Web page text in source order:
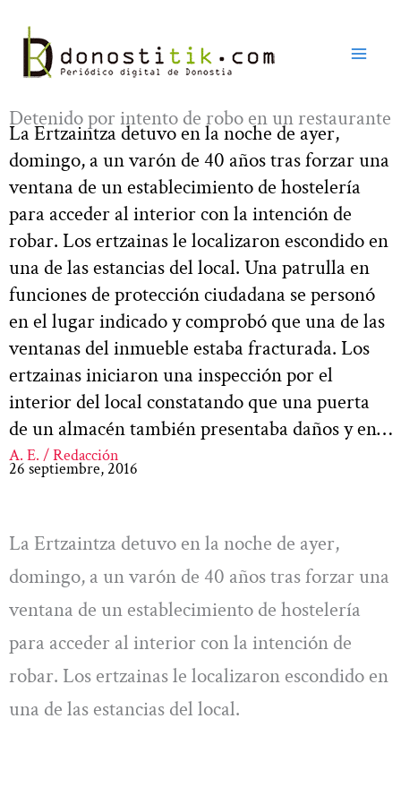
contenido
Detenido por intento de robo en un restaurante
La Ertzaintza detuvo en la noche de ayer,
domingo, a un varón de 40 años tras forzar una
ventana de un establecimiento de hostelería
para acceder al interior con la intención de
robar. Los ertzainas le localizaron escondido en
una de las estancias del local. Una patrulla en
funciones de protección ciudadana se personó
en el lugar indicado y comprobó que una de las
ventanas del inmueble estaba fracturada. Los
ertzainas iniciaron una inspección por el
interior del local constatando que una puerta
de un almacén también presentaba daños y en…
A. E. / Redacción
26 septiembre, 2016
La Ertzaintza detuvo en la noche de ayer,
domingo, a un varón de 40 años tras forzar una
ventana de un establecimiento de hostelería
para acceder al interior con la intención de
robar. Los ertzainas le localizaron escondido en
una de las estancias del local.